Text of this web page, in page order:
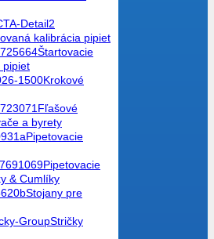
kalibrácia pipiet
Štartovacie
pipiet
Krokové
Fľašové
a byrety
Pipetovacie
Pipetovacie
& Cumlíky
Stojany pre
Stričky